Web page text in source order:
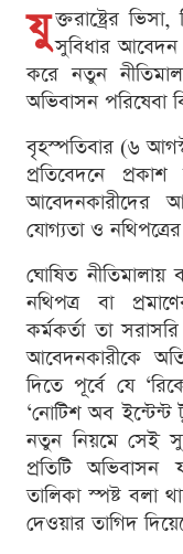
যু ক্তরাষ্ট্রের
সুবিধার
করে নতুন
অভিবাসন
বৃহস্পতিবার (৬
প্রতিবেদনে
আবেদনকারীদের
যোগ্যতা ও
ঘোষিত
নথিপত্র বা
কর্মকর্তা তা
আবেদনকারীকে
দিতে পূর্বে যে
‘নোটিশ অব
নতুন নিয়মে সেই
প্রতিটি অভিবাসন
তালিকা স্পষ্ট বলা
দেওয়ার তাগিদ